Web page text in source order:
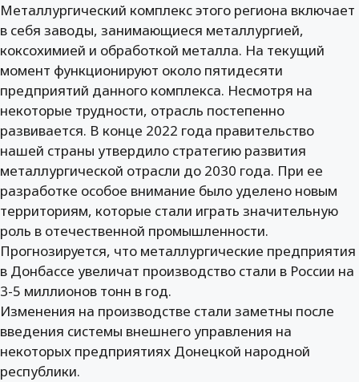
Металлургический комплекс этого региона включает
в себя заводы, занимающиеся металлургией,
коксохимией и обработкой металла. На текущий
момент функционируют около пятидесяти
предприятий данного комплекса. Несмотря на
некоторые трудности, отрасль постепенно
развивается. В конце 2022 года правительство
нашей страны утвердило стратегию развития
металлургической отрасли до 2030 года. При ее
разработке особое внимание было уделено новым
территориям, которые стали играть значительную
роль в отечественной промышленности.
Прогнозируется, что металлургические предприятия
в Донбассе увеличат производство стали в России на
3-5 миллионов тонн в год.
Изменения на производстве стали заметны после
введения системы внешнего управления на
некоторых предприятиях Донецкой народной
республики.